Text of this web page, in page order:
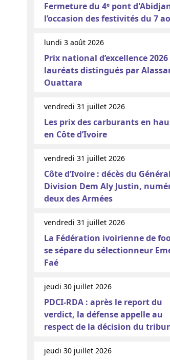
Fermeture du 4ᵉ pont
l’occasion des festivités du 7
lundi 3 août 2026
Prix national d’excellence 2026
lauréats distingués par
Ouattara
vendredi 31 juillet 2026
Les prix des carburants en
en Côte d’Ivoire
vendredi 31 juillet 2026
Côte d’Ivoire : décès du
Division Dem Aly Justin,
deux des Armées
vendredi 31 juillet 2026
La Fédération ivoirienne de
se sépare du sélectionneur
Faé
jeudi 30 juillet 2026
PDCI-RDA : après le report du
verdict, la défense appelle au
respect de la décision du
jeudi 30 juillet 2026